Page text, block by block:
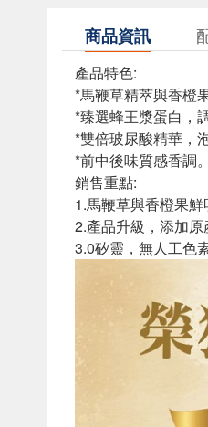
商品資訊
產品特色:
*馬鞭草精萃與香橙
*臻選蜂王漿蛋白，
*雙倍玻尿酸精華，
*前中後味質感香調。
銷售重點:
1.馬鞭草與香橙果
2.產品升級，添加原
3.0矽靈，無人工色